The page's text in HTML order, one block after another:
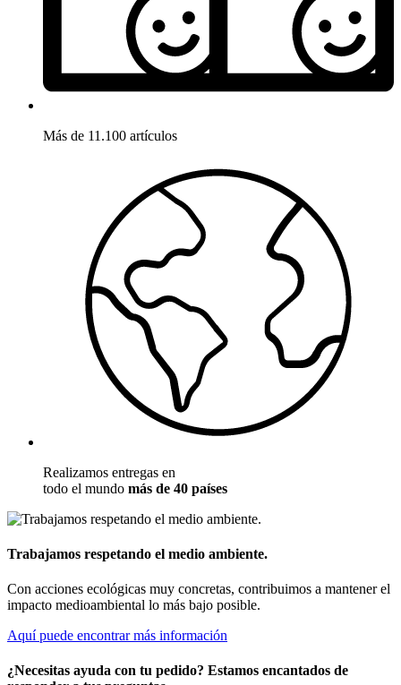
Más de 11.100 artículos
Realizamos entregas en
todo el mundo más de 40 países
Trabajamos respetando el medio ambiente.
Con acciones ecológicas muy concretas, contribuimos a mantener el
impacto medioambiental lo más bajo posible.
Aquí puede encontrar más información
¿Necesitas ayuda con tu pedido? Estamos encantados de